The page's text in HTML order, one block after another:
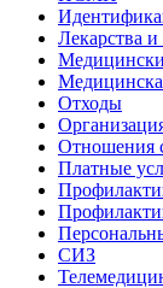
Лекарства
Отходы
Отношения
Платные
СИЗ